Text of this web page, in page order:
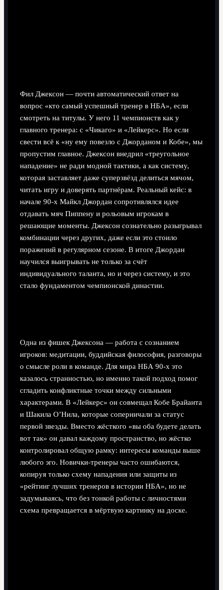
Фил Джексон — почти автоматический ответ на
вопрос «кто самый успешный тренер в НБА», если
смотреть на титулы. У него 11 чемпионств как у
главного тренера: с «Чикаго» и «Лейкерс». Но если
свести всё к «ну ему повезло с Джорданом и Кобе», мы
пропустим главное. Джексон внедрил «треугольное
нападение» не ради модной тактики, а как систему,
которая заставляет даже суперзвёзд делиться мячом,
читать игру и доверять партнёрам. Реальный кейс: в
начале 90-х Майкл Джордан сопротивлялся идее
отдавать мяч Пиппену и рольовым игрокам в
решающие моменты. Джексон сознательно разыгрывал
комбинации через других, даже если это стоило
поражений в регулярном сезоне. В итоге Джордан
научился выигрывать не только за счёт
индивидуального таланта, но и через систему, и это
стало фундаментом чемпионской династии.
Одна из фишек Джексона — работа с сознанием
игроков: медитации, буддийская философия, разговоры
о смысле роли в команде. Для мира НБА 90-х это
казалось странностью, но именно такой подход помог
сгладить конфликтные точки между сильными
характерами. В «Лейкерс» он совмещал Кобе Брайанта
и Шакила О’Нила, которые соперничали за статус
первой звезды. Вместо жёсткого «вы оба будете делать
вот так» он давал каждому пространство, но жёстко
контролировал общую рамку: интересы команды выше
любого эго. Новички-тренеры часто ошибаются,
копируя только схему нападения или защиты из
«рейтинг лучших тренеров в истории НБА», но не
задумываясь, что без тонкой работы с личностями
схема превращается в мёртвую картинку на доске.